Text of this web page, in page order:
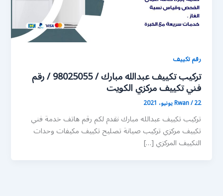
رقم تكييف
تركيب تكييف عبدالله مبارك / 98025055 / رقم
فني تكييف مركزي الكويت
Rwan/22 يونيو، 2021
تركيب تكييف عبدالله مبارك نقدم لكم رقم هاتف خدمة فني
تكييف مركزي تركيب صيانة تصليح تكييف مكيفات وحدات
التكييف المركزي […]